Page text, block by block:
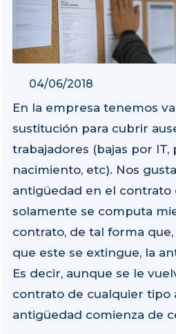
04/06/2018
En la empresa tenemos
sustitución para cubrir
trabajadores (bajas por IT,
nacimiento, etc). Nos
antigüedad en el contrato
solamente se computa
contrato, de tal forma
que este se extingue, la
Es decir, aunque se le
contrato de cualquier tipo
antigüedad comienza de